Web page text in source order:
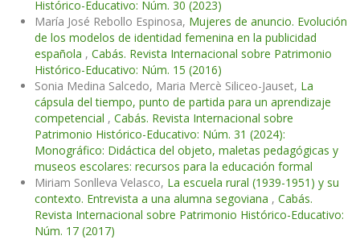
Histórico-Educativo: Núm. 30 (2023)
María José Rebollo Espinosa, Mujeres de anuncio. Evolución
de los modelos de identidad femenina en la publicidad
española , Cabás. Revista Internacional sobre Patrimonio
Histórico-Educativo: Núm. 15 (2016)
Sonia Medina Salcedo, Maria Mercè Siliceo-Jauset, La
cápsula del tiempo, punto de partida para un aprendizaje
competencial , Cabás. Revista Internacional sobre
Patrimonio Histórico-Educativo: Núm. 31 (2024):
Monográfico: Didáctica del objeto, maletas pedagógicas y
museos escolares: recursos para la educación formal
Miriam Sonlleva Velasco, La escuela rural (1939-1951) y su
contexto. Entrevista a una alumna segoviana , Cabás.
Revista Internacional sobre Patrimonio Histórico-Educativo:
Núm. 17 (2017)